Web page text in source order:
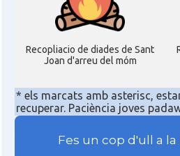
Recopliacio de diades de Sant
Joan d'arreu del móm
* els marcats amb asterisc,
recuperar. Paciència joves
Fes un cop d'ull a la